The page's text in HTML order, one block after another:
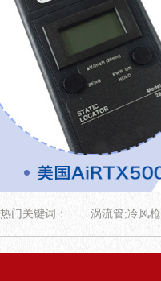
热门关键词： 涡流管;冷风